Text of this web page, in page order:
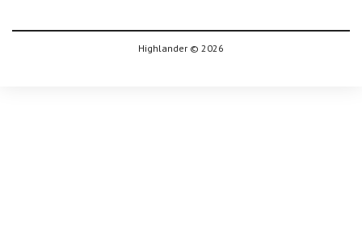
Highlander © 2026